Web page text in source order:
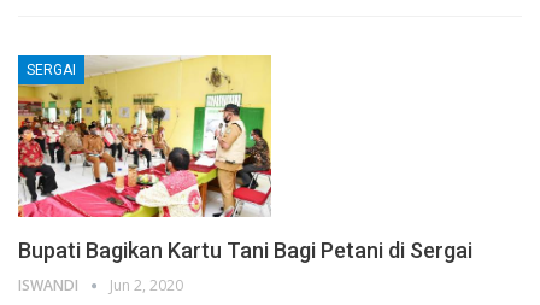
SERGAI
Bupati Bagikan Kartu Tani Bagi Petani di Sergai
ISWANDI Jun 2, 2020